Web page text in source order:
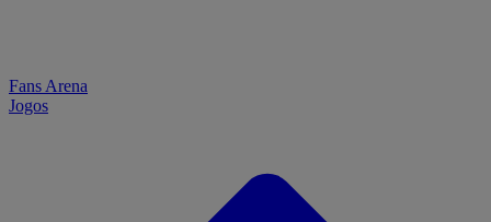
Fans Arena
Jogos